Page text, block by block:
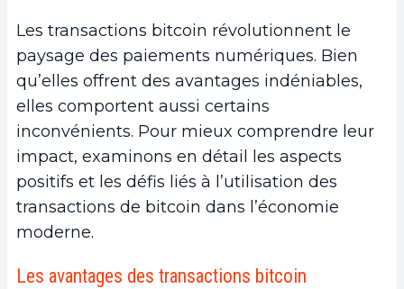
Les transactions bitcoin révolutionnent le
paysage des paiements numériques. Bien
qu’elles offrent des avantages indéniables,
elles comportent aussi certains
inconvénients. Pour mieux comprendre leur
impact, examinons en détail les aspects
positifs et les défis liés à l’utilisation des
transactions de bitcoin dans l’économie
moderne.
Les avantages des transactions bitcoin